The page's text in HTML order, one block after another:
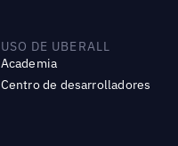
USO DE UBERALL
Academia
Centro de desarrolladores